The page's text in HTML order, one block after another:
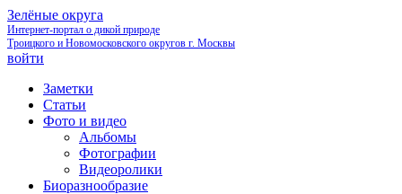
Зелёные округа
Интернет-портал о дикой природе
Троицкого и Новомосковского округов г. Москвы
войти
Заметки
Статьи
Фото и видео
Альбомы
Фотографии
Видеоролики
Биоразнообразие